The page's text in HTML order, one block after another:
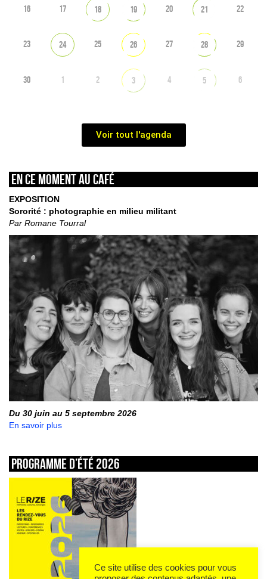
16 17 18 19 20 21 22
23 24 25 26 27 28 29
30 1 2 3 4 5 6
Voir tout l'agenda
En ce moment au café
EXPOSITION
Sororité : photographie en milieu militant
Par Romane Tourral
Du 30 juin au 5 septembre 2026
En savoir plus
Programme d’été 2026
Ce site utilise des cookies pour vous